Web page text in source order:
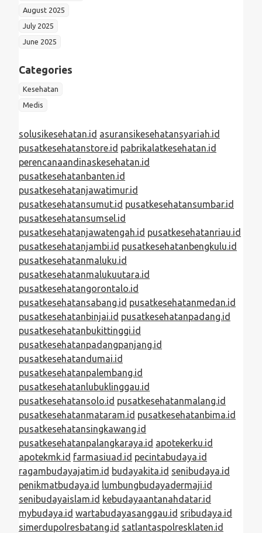
August 2025
July 2025
June 2025
Categories
Kesehatan
Medis
solusikesehatan.id asuransikesehatansyariah.id
pusatkesehatanstore.id pabrikalatkesehatan.id
perencanaandinaskesehatan.id
pusatkesehatanbanten.id
pusatkesehatanjawatimur.id
pusatkesehatansumut.id pusatkesehatansumbar.id
pusatkesehatansumsel.id
pusatkesehatanjawatengah.id pusatkesehatanriau.id
pusatkesehatanjambi.id pusatkesehatanbengkulu.id
pusatkesehatanmaluku.id
pusatkesehatanmalukuutara.id
pusatkesehatangorontalo.id
pusatkesehatansabang.id pusatkesehatanmedan.id
pusatkesehatanbinjai.id pusatkesehatanpadang.id
pusatkesehatanbukittinggi.id
pusatkesehatanpadangpanjang.id
pusatkesehatandumai.id
pusatkesehatanpalembang.id
pusatkesehatanlubuklinggau.id
pusatkesehatansolo.id pusatkesehatanmalang.id
pusatkesehatanmataram.id pusatkesehatanbima.id
pusatkesehatansingkawang.id
pusatkesehatanpalangkaraya.id apotekerku.id
apotekmk.id farmasiuad.id pecintabudaya.id
ragambudayajatim.id budayakita.id senibudaya.id
penikmatbudaya.id lumbungbudayadermaji.id
senibudayaislam.id kebudayaantanahdatar.id
mybudaya.id wartabudayasanggau.id sribudaya.id
simerdupolresbatang.id satlantaspolresklaten.id